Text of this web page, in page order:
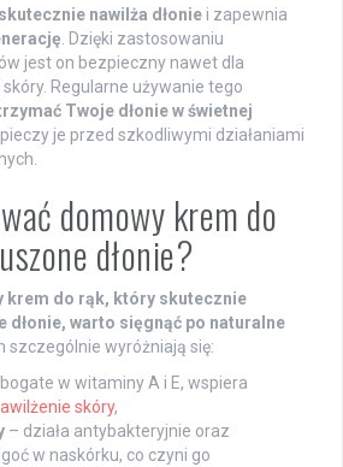
nawilża dłonie i zapewnia
. Dzięki zastosowaniu
jest on bezpieczny nawet dla
Regularne używanie tego
Twoje dłonie w świetnej
je przed szkodliwymi działaniami
domowy krem do
dłonie?
krem do rąk, który skutecznie
dłonie, warto sięgnąć po naturalne
szczególnie wyróżniają się:
w witaminy A i E, wspiera
skóry,
– działa antybakteryjnie oraz
w naskórku, co czyni go